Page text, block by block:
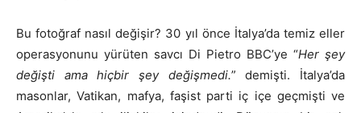
Bu fotoğraf nasıl değişir? 30 yıl önce İtalya’da temiz eller
operasyonunu yürüten savcı Di Pietro BBC’ye “Her şey
değişti ama hiçbir şey değişmedi.” demişti. İtalya’da
masonlar, Vatikan, mafya, faşist parti iç içe geçmişti ve